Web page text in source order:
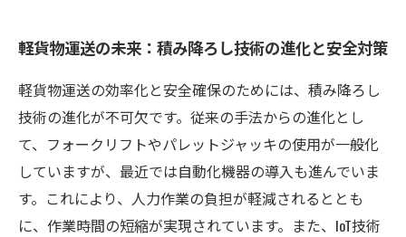
軽貨物運送の未来：積み降ろし技術の進化と安全対策
軽貨物運送の効率化と安全確保のためには、積み降ろし
技術の進化が不可欠です。従来の手法からの進化とし
て、フォークリフトやパレットジャッキの使用が一般化
していますが、最近では自動化機器の導入も進んでいま
す。これにより、人力作業の負担が軽減されるととも
に、作業時間の短縮が実現されています。また、IoT技術